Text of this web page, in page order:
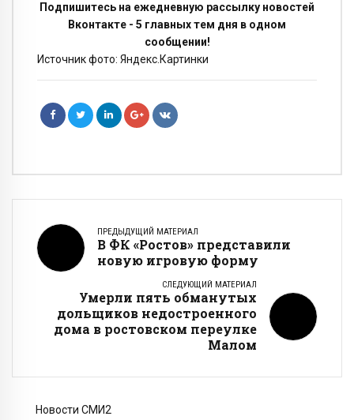
Подпишитесь на ежедневную рассылку новостей
Вконтакте - 5 главных тем дня в одном
сообщении!
Источник фото: Яндекс.Картинки
ПРЕДЫДУЩИЙ МАТЕРИАЛ
В ФК «Ростов» представили
новую игровую форму
СЛЕДУЮЩИЙ МАТЕРИАЛ
Умерли пять обманутых
дольщиков недостроенного
дома в ростовском переулке
Малом
Новости СМИ2